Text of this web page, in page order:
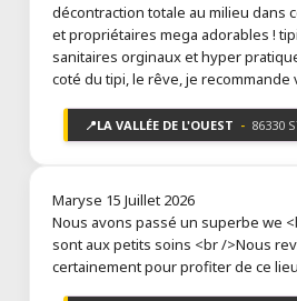
décontraction totale au milieu dans
et propriétaires mega adorables !
sanitaires orginaux et hyper
coté du tipi, le rêve, je recommande
📍LA VALLÉE DE L'OUEST - 86330
Maryse 15 Juillet 2026
Nous avons passé un superbe we
sont aux petits soins <br />Nous
certainement pour profiter de ce